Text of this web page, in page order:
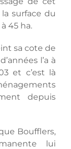
surface du
45 ha.
sa cote de
l’a à
et c’est là
depuis
Boufflers,
lui